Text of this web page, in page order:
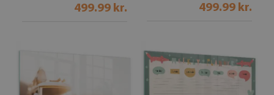
499.99 kr. 499.99 kr.